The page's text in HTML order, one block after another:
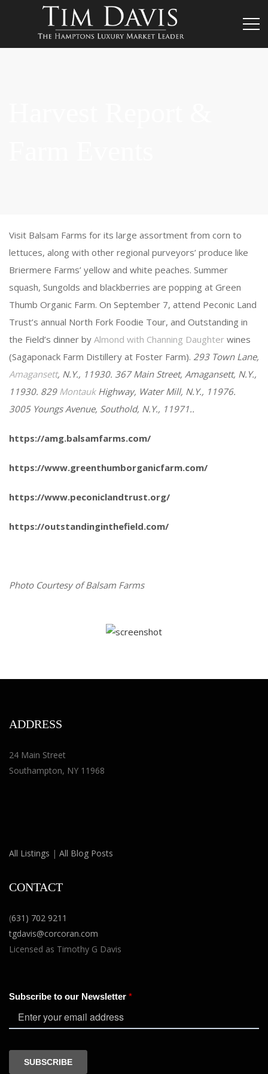
Visit Balsam Farms for its large assortment from corn to
lettuces, along with other regional purveyors’ produce like
Briermere Farms’ yellow and white peaches. Summer
squash, Sungolds and blackberries are popping at Green
Thumb Organic Farm. On September 7, attend Peconic Land
Trust’s annual North Fork Foodie Tour​​​​‌‍​‍​‍‌‍‌​‍‌‍‍‌‌‍‌‌‍‍‌‌‍‍​‍​‍​‍‍​‍​‍‌​‌‍​‌‌‍‍‌‍‍‌‌‌​‌‍‌​‍‍‌‍‍‌‌‍​‍​‍​‍​​‍​‍‌‍‍​‌​‍‌‍‌‌‌‍‌‍​‍​‍​‍‍​‍​‍‌‍‍​‌‌​‌‌​‌​​‌​​‍‍​‍​‍‌‍​‌‍‌‌​​‍‍‌​​‌‍‌‌‌‍​‌‍‌‍‍‌‍‍‌‌‍​‌‍​‌‍​‌‌‍‍‌‍‌​‌‌​‌​‍‌‌‌‌​‌‌​​‍‍‌‍‌​‍‌‍‌​‍‌‍‍‌‌‍‍‌‌​‌‍‌‌‌‍‍‌‌​​‍‌‍‌‌‌‍‌​‌‍‍‌‌‌​​‍‌‍‌‌‍‌‍‌​‌‍‌‌​‌‌​​‌​‍‌‍‌‌‌​‌‍‌‌‌‍‍‌‌​‌‍​‌‌‌​‌‍‍‌‌‍‌‍‍​‍‌‍‍‌‌‍‌​​‌​‌‌‍​‍‌‍‌​​​​​​​​‍​​​​‌​​‍‌​‍‌​‍​‌‍‌‌‌‍‌‍​‍‌​‌​​‌​​​‍​​​​‍‌‌‍​‌​‌​​‌​​‌‍​‍‌​​‌​‍​​‌‍​‌‌​​‍​​​​‍‌‍​‍‌‍‌‌​‍‌​‌‌‍​‍​‍‌‌​‌‍‌‌​​‌‍‌‌​‌‌‍‌‌‌‌‍‌‍‌‌‌‍‍‌‌​​‍‌​​‌‍​‌‌‌​‌‍‍​​‌‌‌​‌‍‍‌‌‌​‌‍​‌‍‌‌​‌‍​‍‌‍​‌‌​‌‍‌‌‌‌‌‌‌​‍‌‍​​‌‌‍‍​‌‌​‌‌​‌​​‌​​‍‌‌​​‌​​‌​‍‌‌​​‍‌​‌‍​‍‌‌​​‍‌​‌‍‌‍​‌‍‌‌​​‍‍‌​​‌‍‌‌‌‍​‌‍‌‍‍‌‍‍‌‌‍​‌‍​‌‍​‌‌‍‍‌‍‌​‌‌​‌​‍‌‌‌‌​‌‌​​‍‍‌‍‌​‍‌‍‌​‍‌‍‌‍‍‌‌‍‌​​‌​‌‌‍​‍‌‍‌​​​​​​​​‍​​​​‌​​‍‌​‍‌​‍​‌‍‌‌‌‍‌‍​‍‌​‌​​‌​​​‍​​​​‍‌‌‍​‌​‌​​‌​​‌‍​‍‌​​‌​‍​​‌‍​‌‌​​‍​​​​‍‌‍​‍‌‍‌‌​‍‌​‌‌‍​‍​‍‌‍‌‌​‌‍‌‌​​‌‍‌‌​‌‌‍‌‌‌‌‍‌‍‌‌‌‍‍‌‌​​‍‌‍‌​​‌‍​‌‌‌​‌‍‍​​‌‌‌​‌‍‍‌‌‌​‌‍​‌‍‌‌​‍‌‍‌​​‌‍‌‌‌​‍‌​‌​​‌‍‌‌‌‍​‌‌​‌‍‍‌‌‌‍‌‍‌‌​‌‌​​‌‌‌‌‍​‍‌‍​‌‍‍‌‌​‌‍‍​‌‍‌‌‌‍‌​​‍​‍‌‌, and Outstanding in
the Field’s dinner by Almond with Channing Daughter wines
(Sagaponack Farm Distillery at Foster Farm). 293 Town Lane,
Amagansett, N.Y., 11930. 367 Main Street, Amagansett, N.Y.,
11930. 829 MontaukHighway, Water Mill, N.Y., 11976.
3005 Youngs Ave​​​​‌‍​‍​‍‌‍‌​‍‌‍‍‌‌‍‌‌‍‍‌‌‍‍​‍​‍​‍‍​‍​‍‌​‌‍​‌‌‍‍‌‍‍‌‌‌​‌‍‌​‍‍‌‍‍‌‌‍​‍​‍​‍​​‍​‍‌‍‍​‌​‍‌‍‌‌‌‍‌‍​‍​‍​‍‍​‍​‍‌‍‍​‌‌​‌‌​‌​​‌​​‍‍​‍​‍‌‍​‌‍‌‌​​‍‍‌​​‌‍‌‌‌‍​‌‍‌‍‍‌‍‍‌‌‍​‌‍​‌‍​‌‌‍‍‌‍‌​‌‌​‌​‍‌‌‌‌​‌‌​​‍‍‌‍‌​‍‌‍‌​‍‌‍‍‌‌‍‍‌‌​‌‍‌‌‌‍‍‌‌​​‍‌‍‌‌‌‍‌​‌‍‍‌‌‌​​‍‌‍‌‌‍‌‍‌​‌‍‌‌​‌‌​​‌​‍‌‍‌‌‌​‌‍‌‌‌‍‍‌‌​‌‍​‌‌‌​‌‍‍‌‌‍‌‍‍​‍‌‍‍‌‌‍‌​​‌​​​‌​​‌‍​‌​​‌‍​‍​‌‍​‌​​‌​‍‌​‌​​‍‌​‍​‌‍‌​​‍‌​‌​​‍​‌‍​‌​‌​‍‌‌‍​‍​​‌​‌‌​‍‌​‍‌​‌‍‌‍​‌‌‍​‍​‌‌‌‍‌‍​​‍​‍‌​‌‌​‍​​​​‍‌​‌‍​‍‌‌​‌‍‌‌​​‌‍‌‌​‌‌‍​‌‍‌‍​‌‍​‌‌‌​‌‍‍‌‌‍‌‍‍​‍‌​​‌‍​‌‌‌​‌‍‍​​‌‌‍​‌‌‍‌​‌‍‌​‌​‍‌‍‌‌‌​‌​‌‌​​‌​‌‍​‍‌‍​‌‌​‌‍‌‌‌‌‌‌‌​‍‌‍​​‌‌‍‍​‌‌​‌‌​‌​​‌​​‍‌‌​​‌​​‌​‍‌‌​​‍‌​‌‍​‍‌‌​​‍‌​‌‍‌‍​‌‍‌‌​​‍‍‌​​‌‍‌‌‌‍​‌‍‌‍‍‌‍‍‌‌‍​‌‍​‌‍​‌‌‍‍‌‍‌​‌‌​‌​‍‌‌‌‌​‌‌​​‍‍‌‍‌​‍‌‍‌​‍‌‍‌‍‍‌‌‍‌​​‌​​​‌​​‌‍​‌​​‌‍​‍​‌‍​‌​​‌​‍‌​‌​​‍‌​‍​‌‍‌​​‍‌​‌​​‍​‌‍​‌​‌​‍‌‌‍​‍​​‌​‌‌​‍‌​‍‌​‌‍‌‍​‌‌‍​‍​‌‌‌‍‌‍​​‍​‍‌​‌‌​‍​​​​‍‌​‌‍​‍‌‍‌‌​‌‍‌‌​​‌‍‌‌​‌‌‍​‌‍‌‍​‌‍​‌‌‌​‌‍‍‌‌‍‌‍‍​‍‌‍‌​​‌‍​‌‌‌​‌‍‍​​‌‌‍​‌‌‍‌​‌‍‌​‌​‍‌‍‌‌‌​‌​‌‌​​‌​‍‌‍‌​​‌‍‌‌‌​‍‌​‌​​‌‍‌‌‌‍​‌‌​‌‍‍‌‌‌‍‌‍‌‌​‌‌​​‌‌‌‌‍​‍‌‍​‌‍‍‌‌​‌‍‍​‌‍‌‌‌‍‌​​‍​‍‌nue, Southold​​​​‌‍​‍​‍‌‍‌​‍‌‍‍‌‌‍‌‌‍‍‌‌‍‍​‍​‍​‍‍​‍​‍‌​‌‍​‌‌‍‍‌‍‍‌‌‌​‌‍‌​‍‍‌‍‍‌‌‍​‍​‍​‍​​‍​‍‌‍‍​‌​‍‌‍‌‌‌‍‌‍​‍​‍​‍‍​‍​‍‌‍‍​‌‌​‌‌​‌​​‌​​‍‍​‍​‍‌‍​‌‍‌‌​​‍‍‌​​‌‍‌‌‌‍​‌‍‌‍‍‌‍‍‌‌‍​‌‍​‌‍​‌‌‍‍‌‍‌​‌‌​‌​‍‌‌‌‌​‌‌​​‍‍‌‍‌​‍‌‍‌​‍‌‍‍‌‌‍‍‌‌​‌‍‌‌‌‍‍‌‌​​‍‌‍‌‌‌‍‌​‌‍‍‌‌‌​​‍‌‍‌‌‍‌‍‌​‌‍‌‌​‌‌​​‌​‍‌‍‌‌‌​‌‍‌‌‌‍‍‌‌​‌‍​‌‌‌​‌‍‍‌‌‍‌‍‍​‍‌‍‍‌‌‍‌​​‌​​​‌​​‌‍​‌​​‌‍​‍​‌‍​‌​​‌​‍‌​‌​​‍‌​‍​‌‍‌​​‍‌​‌​​‍​‌‍​‌​‌​‍‌‌‍​‍​​‌​‌‌​‍‌​‍‌​‌‍‌‍​‌‌‍​‍​‌‌‌‍‌‍​​‍​‍‌​‌‌​‍​​​​‍‌​‌‍​‍‌‌​‌‍‌‌​​‌‍‌‌​‌‌‍​‌‍‌‍​‌‍​‌‌‌​‌‍‍‌‌‍‌‍‍​‍‌​​‌‍​‌‌‌​‌‍‍​​‌‌‍​‌‍‍‌‌‌​‌‍‌​‌‍​‍‌‍​‌‌​‌‍‌‌‌‌‌‌‌​‍‌‍​​‌‌‍‍​‌‌​‌‌​‌​​‌​​‍‌‌​​‌​​‌​‍‌‌​​‍‌​‌‍​‍‌‌​​‍‌​‌‍‌‍​‌‍‌‌​​‍‍‌​​‌‍‌‌‌‍​‌‍‌‍‍‌‍‍‌‌‍​‌‍​‌‍​‌‌‍‍‌‍‌​‌‌​‌​‍‌‌‌‌​‌‌​​‍‍‌‍‌​‍‌‍‌​‍‌‍‌‍‍‌‌‍‌​​‌​​​‌​​‌‍​‌​​‌‍​‍​‌‍​‌​​‌​‍‌​‌​​‍‌​‍​‌‍‌​​‍‌​‌​​‍​‌‍​‌​‌​‍‌‌‍​‍​​‌​‌‌​‍‌​‍‌​‌‍‌‍​‌‌‍​‍​‌‌‌‍‌‍​​‍​‍‌​‌‌​‍​​​​‍‌​‌‍​‍‌‍‌‌​‌‍‌‌​​‌‍‌‌​‌‌‍​‌‍‌‍​‌‍​‌‌‌​‌‍‍‌‌‍‌‍‍​‍‌‍‌​​‌‍​‌‌‌​‌‍‍​​‌‌‍​‌‍‍‌‌‌​‌‍‌​‍‌‍‌​​‌‍‌‌‌​‍‌​‌​​‌‍‌‌‌‍​‌‌​‌‍‍‌‌‌‍‌‍‌‌​‌‌​​‌‌‌‌‍​‍‌‍​‌‍‍‌‌​‌‍‍​‌‍‌‌‌‍‌​​‍​‍‌‌, N.Y.​​​​‌‍​‍​‍‌‍‌​‍‌‍‍‌‌‍‌‌‍‍‌‌‍‍​‍​‍​‍‍​‍​‍‌​‌‍​‌‌‍‍‌‍‍‌‌‌​‌‍‌​‍‍‌‍‍‌‌‍​‍​‍​‍​​‍​‍‌‍‍​‌​‍‌‍‌‌‌‍‌‍​‍​‍​‍‍​‍​‍‌‍‍​‌‌​‌‌​‌​​‌​​‍‍​‍​‍‌‍​‌‍‌‌​​‍‍‌​​‌‍‌‌‌‍​‌‍‌‍‍‌‍‍‌‌‍​‌‍​‌‍​‌‌‍‍‌‍‌​‌‌​‌​‍‌‌‌‌​‌‌​​‍‍‌‍‌​‍‌‍‌​‍‌‍‍‌‌‍‍‌‌​‌‍‌‌‌‍‍‌‌​​‍‌‍‌‌‌‍‌​‌‍‍‌‌‌​​‍‌‍‌‌‍‌‍‌​‌‍‌‌​‌‌​​‌​‍‌‍‌‌‌​‌‍‌‌‌‍‍‌‌​‌‍​‌‌‌​‌‍‍‌‌‍‌‍‍​‍‌‍‍‌‌‍‌​​‌​​​‌​​‌‍​‌​​‌‍​‍​‌‍​‌​​‌​‍‌​‌​​‍‌​‍​‌‍‌​​‍‌​‌​​‍​‌‍​‌​‌​‍‌‌‍​‍​​‌​‌‌​‍‌​‍‌​‌‍‌‍​‌‌‍​‍​‌‌‌‍‌‍​​‍​‍‌​‌‌​‍​​​​‍‌​‌‍​‍‌‌​‌‍‌‌​​‌‍‌‌​‌‌‍​‌‍‌‍​‌‍​‌‌‌​‌‍‍‌‌‍‌‍‍​‍‌​​‌‍​‌‌‌​‌‍‍​​‌‌​‌‌​‌‍​‌‌‌​‌‍‌‌​‌‍​‍‌‍​‌‌​‌‍‌‌‌‌‌‌‌​‍‌‍​​‌‌‍‍​‌‌​‌‌​‌​​‌​​‍‌‌​​‌​​‌​‍‌‌​​‍‌​‌‍​‍‌‌​​‍‌​‌‍‌‍​‌‍‌‌​​‍‍‌​​‌‍‌‌‌‍​‌‍‌‍‍‌‍‍‌‌‍​‌‍​‌‍​‌‌‍‍‌‍‌​‌‌​‌​‍‌‌‌‌​‌‌​​‍‍‌‍‌​‍‌‍‌​‍‌‍‌‍‍‌‌‍‌​​‌​​​‌​​‌‍​‌​​‌‍​‍​‌‍​‌​​‌​‍‌​‌​​‍‌​‍​‌‍‌​​‍‌​‌​​‍​‌‍​‌​‌​‍‌‌‍​‍​​‌​‌‌​‍‌​‍‌​‌‍‌‍​‌‌‍​‍​‌‌‌‍‌‍​​‍​‍‌​‌‌​‍​​​​‍‌​‌‍​‍‌‍‌‌​‌‍‌‌​​‌‍‌‌​‌‌‍​‌‍‌‍​‌‍​‌‌‌​‌‍‍‌‌‍‌‍‍​‍‌‍‌​​‌‍​‌‌‌​‌‍‍​​‌‌​‌‌​‌‍​‌‌‌​‌‍‌‌​‍‌‍‌​​‌‍‌‌‌​‍‌​‌​​‌‍‌‌‌‍​‌‌​‌‍‍‌‌‌‍‌‍‌‌​‌‌​​‌‌‌‌‍​‍‌‍​‌‍‍‌‌​‌‍‍​‌‍‌‌‌‍‌​​‍​‍‌‌, 11971​​​​‌‍​‍​‍‌‍‌​‍‌‍‍‌‌‍‌‌‍‍‌‌‍‍​‍​‍​‍‍​‍​‍‌​‌‍​‌‌‍‍‌‍‍‌‌‌​‌‍‌​‍‍‌‍‍‌‌‍​‍​‍​‍​​‍​‍‌‍‍​‌​‍‌‍‌‌‌‍‌‍​‍​‍​‍‍​‍​‍‌‍‍​‌‌​‌‌​‌​​‌​​‍‍​‍​‍‌‍​‌‍‌‌​​‍‍‌​​‌‍‌‌‌‍​‌‍‌‍‍‌‍‍‌‌‍​‌‍​‌‍​‌‌‍‍‌‍‌​‌‌​‌​‍‌‌‌‌​‌‌​​‍‍‌‍‌​‍‌‍‌​‍‌‍‍‌‌‍‍‌‌​‌‍‌‌‌‍‍‌‌​​‍‌‍‌‌‌‍‌​‌‍‍‌‌‌​​‍‌‍‌‌‍‌‍‌​‌‍‌‌​‌‌​​‌​‍‌‍‌‌‌​‌‍‌‌‌‍‍‌‌​‌‍​‌‌‌​‌‍‍‌‌‍‌‍‍​‍‌‍‍‌‌‍‌​​‌​​​‌​​‌‍​‌​​‌‍​‍​‌‍​‌​​‌​‍‌​‌​​‍‌​‍​‌‍‌​​‍‌​‌​​‍​‌‍​‌​‌​‍‌‌‍​‍​​‌​‌‌​‍‌​‍‌​‌‍‌‍​‌‌‍​‍​‌‌‌‍‌‍​​‍​‍‌​‌‌​‍​​​​‍‌​‌‍​‍‌‌​‌‍‌‌​​‌‍‌‌​‌‌‍​‌‍‌‍​‌‍​‌‌‌​‌‍‍‌‌‍‌‍‍​‍‌​​‌‍​‌‌‌​‌‍‍​​‌‌‍‍‌‍‍‌‌​​‌‍​‌‍‌‍‌​‌‍‌‌​‌‍​‍‌‍​‌‌​‌‍‌‌‌‌‌‌‌​‍‌‍​​‌‌‍‍​‌‌​‌‌​‌​​‌​​‍‌‌​​‌​​‌​‍‌‌​​‍‌​‌‍​‍‌‌​​‍‌​‌‍‌‍​‌‍‌‌​​‍‍‌​​‌‍‌‌‌‍​‌‍‌‍‍‌‍‍‌‌‍​‌‍​‌‍​‌‌‍‍‌‍‌​‌‌​‌​‍‌‌‌‌​‌‌​​‍‍‌‍‌​‍‌‍‌​‍‌‍‌‍‍‌‌‍‌​​‌​​​‌​​‌‍​‌​​‌‍​‍​‌‍​‌​​‌​‍‌​‌​​‍‌​‍​‌‍‌​​‍‌​‌​​‍​‌‍​‌​‌​‍‌‌‍​‍​​‌​‌‌​‍‌​‍‌​‌‍‌‍​‌‌‍​‍​‌‌‌‍‌‍​​‍​‍‌​‌‌​‍​​​​‍‌​‌‍​‍‌‍‌‌​‌‍‌‌​​‌‍‌‌​‌‌‍​‌‍‌‍​‌‍​‌‌‌​‌‍‍‌‌‍‌‍‍​‍‌‍‌​​‌‍​‌‌‌​‌‍‍​​‌‌‍‍‌‍‍‌‌​​‌‍​‌‍‌‍‌​‌‍‌‌​‍‌‍‌​​‌‍‌‌‌​‍‌​‌​​‌‍‌‌‌‍​‌‌​‌‍‍‌‌‌‍‌‍‌‌​‌‌​​‌‌‌‌‍​‍‌‍​‌‍‍‌‌​‌‍‍​‌‍‌‌‌‍‌​​‍​‍‌‌..
https://amg.balsamfarms.com/
https://www.greenthumborganicfarm.com/
https://www.peconiclandtrust.org/
https://outstandinginthefield.com/
Photo Courtesy of Balsam Farms
ADDRESS
24 Main Street
Southampton, NY 11968
All Listings | All Blog Posts
CONTACT
(631) 702 9211
tgdavis@corcoran.com
Licensed as Timothy G Davis